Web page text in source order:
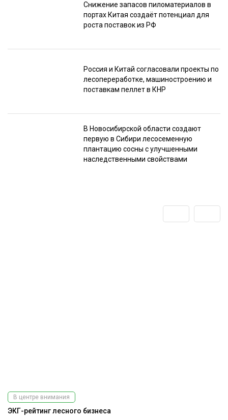
Снижение запасов пиломатериалов в
портах Китая создаёт потенциал для
роста поставок из РФ
Россия и Китай согласовали проекты по
лесопереработке, машиностроению и
поставкам пеллет в КНР
В Новосибирской области создают
первую в Сибири лесосеменную
плантацию сосны с улучшенными
наследственными свойствами
В центре внимания
ЭКГ-рейтинг лесного бизнеса